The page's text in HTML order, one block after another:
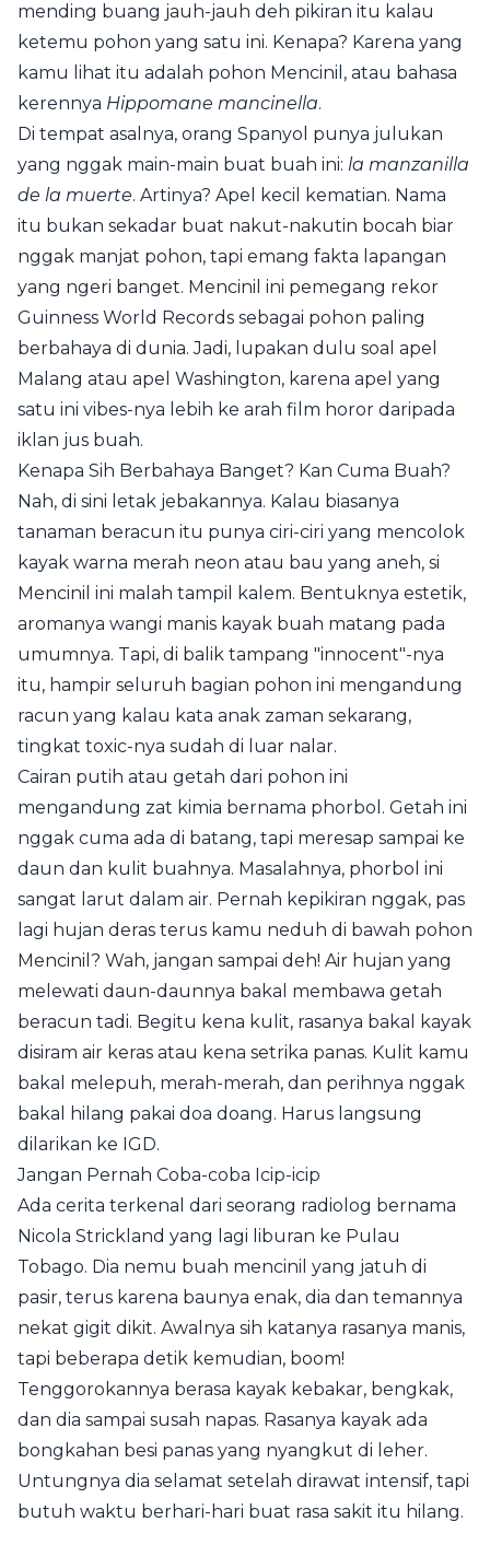
mending buang jauh-jauh deh pikiran itu kalau
ketemu pohon yang satu ini. Kenapa? Karena yang
kamu lihat itu adalah pohon Mencinil, atau bahasa
kerennya Hippomane mancinella.
Di tempat asalnya, orang Spanyol punya julukan
yang nggak main-main buat buah ini: la manzanilla
de la muerte. Artinya? Apel kecil kematian. Nama
itu bukan sekadar buat nakut-nakutin bocah biar
nggak manjat pohon, tapi emang fakta lapangan
yang ngeri banget. Mencinil ini pemegang rekor
Guinness World Records sebagai pohon paling
berbahaya di dunia. Jadi, lupakan dulu soal apel
Malang atau apel Washington, karena apel yang
satu ini vibes-nya lebih ke arah film horor daripada
iklan jus buah.
Kenapa Sih Berbahaya Banget? Kan Cuma Buah?
Nah, di sini letak jebakannya. Kalau biasanya
tanaman beracun itu punya ciri-ciri yang mencolok
kayak warna merah neon atau bau yang aneh, si
Mencinil ini malah tampil kalem. Bentuknya estetik,
aromanya wangi manis kayak buah matang pada
umumnya. Tapi, di balik tampang "innocent"-nya
itu, hampir seluruh bagian pohon ini mengandung
racun yang kalau kata anak zaman sekarang,
tingkat toxic-nya sudah di luar nalar.
Cairan putih atau getah dari pohon ini
mengandung zat kimia bernama phorbol. Getah ini
nggak cuma ada di batang, tapi meresap sampai ke
daun dan kulit buahnya. Masalahnya, phorbol ini
sangat larut dalam air. Pernah kepikiran nggak, pas
lagi hujan deras terus kamu neduh di bawah pohon
Mencinil? Wah, jangan sampai deh! Air hujan yang
melewati daun-daunnya bakal membawa getah
beracun tadi. Begitu kena kulit, rasanya bakal kayak
disiram air keras atau kena setrika panas. Kulit kamu
bakal melepuh, merah-merah, dan perihnya nggak
bakal hilang pakai doa doang. Harus langsung
dilarikan ke IGD.
Jangan Pernah Coba-coba Icip-icip
Ada cerita terkenal dari seorang radiolog bernama
Nicola Strickland yang lagi liburan ke Pulau
Tobago. Dia nemu buah mencinil yang jatuh di
pasir, terus karena baunya enak, dia dan temannya
nekat gigit dikit. Awalnya sih katanya rasanya manis,
tapi beberapa detik kemudian, boom!
Tenggorokannya berasa kayak kebakar, bengkak,
dan dia sampai susah napas. Rasanya kayak ada
bongkahan besi panas yang nyangkut di leher.
Untungnya dia selamat setelah dirawat intensif, tapi
butuh waktu berhari-hari buat rasa sakit itu hilang.